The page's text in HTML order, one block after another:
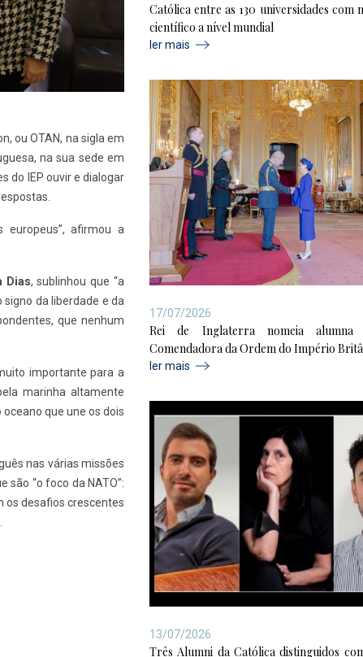
ou OTAN, na sigla em
na sua sede em
do IEP ouvir e dialogar
afirmou a
Dias, sublinhou que “a
da liberdade e da
que nenhum
importante para a
marinha altamente
que une os dois
nas várias missões
são “o foco da NATO”:
os desafios crescentes
Católica entre as 130 universidades com
científico a nível mundial
ler mais
17/07/2026
Rei de Inglaterra nomeia alumna
Comendadora da Ordem do Império
ler mais
13/07/2026
Três Alumni da Católica distinguidos